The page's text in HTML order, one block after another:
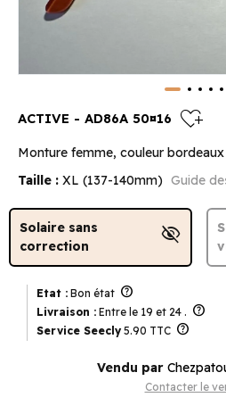
ACTIVE - AD86A 50¤16 heart_plus
Monture femme, couleur bordeaux
Taille : XL (137-140mm) Guide
Solaire sans
correction
visibility_off
Etat : Bon état help
Livraison : Entre le 19 et 24 . help
Service Seecly 5.90 TTC help
Vendu par
Contacter le